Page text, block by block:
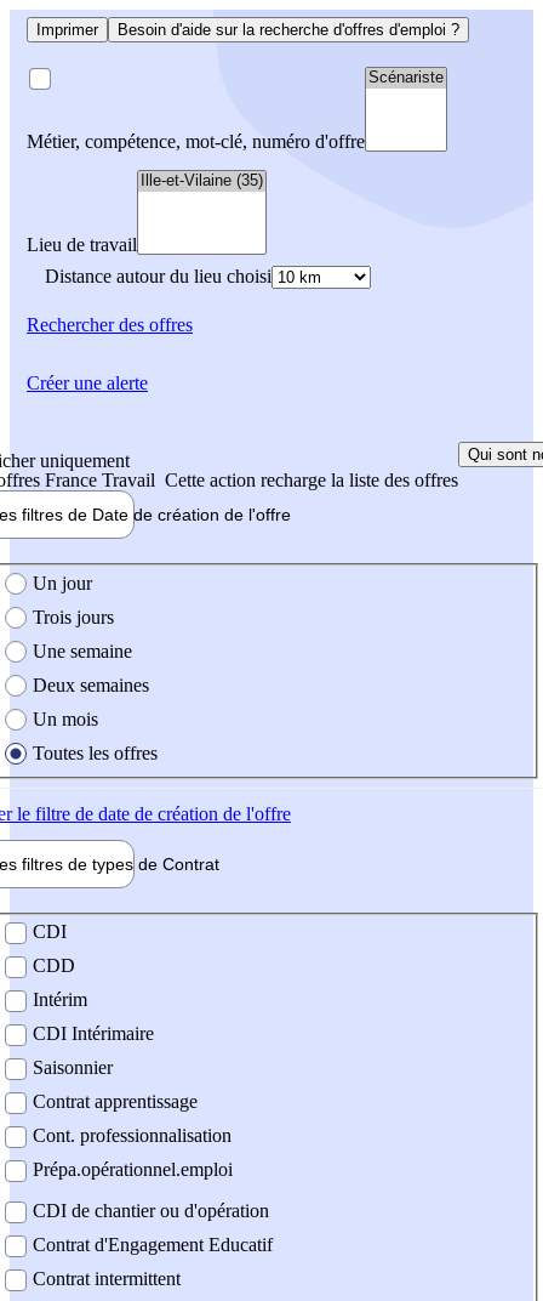
Imprimer Besoin d'aide sur la recherche d'offres d'emploi ?
Métier, compétence, mot-clé, numéro d'offre
Lieu de travail
Distance autour du lieu choisi
Rechercherdes offres
uniquement
France Travail Cette action recharge la liste des offres
Qui sont
filtres de Date de création de l'offre
création de l'offre
Un jour
Trois jours
Une semaine
Deux semaines
Un mois
Toutes les offres
le filtre de date de création de l'offre
filtres de types de Contrat
contrat
CDI
CDD
Intérim
CDI Intérimaire
Saisonnier
Contrat apprentissage
Cont. professionnalisation
Prépa.opérationnel.emploi
CDI de chantier ou d'opération
Contrat d'Engagement Educatif
Contrat intermittent
Créer une alerte